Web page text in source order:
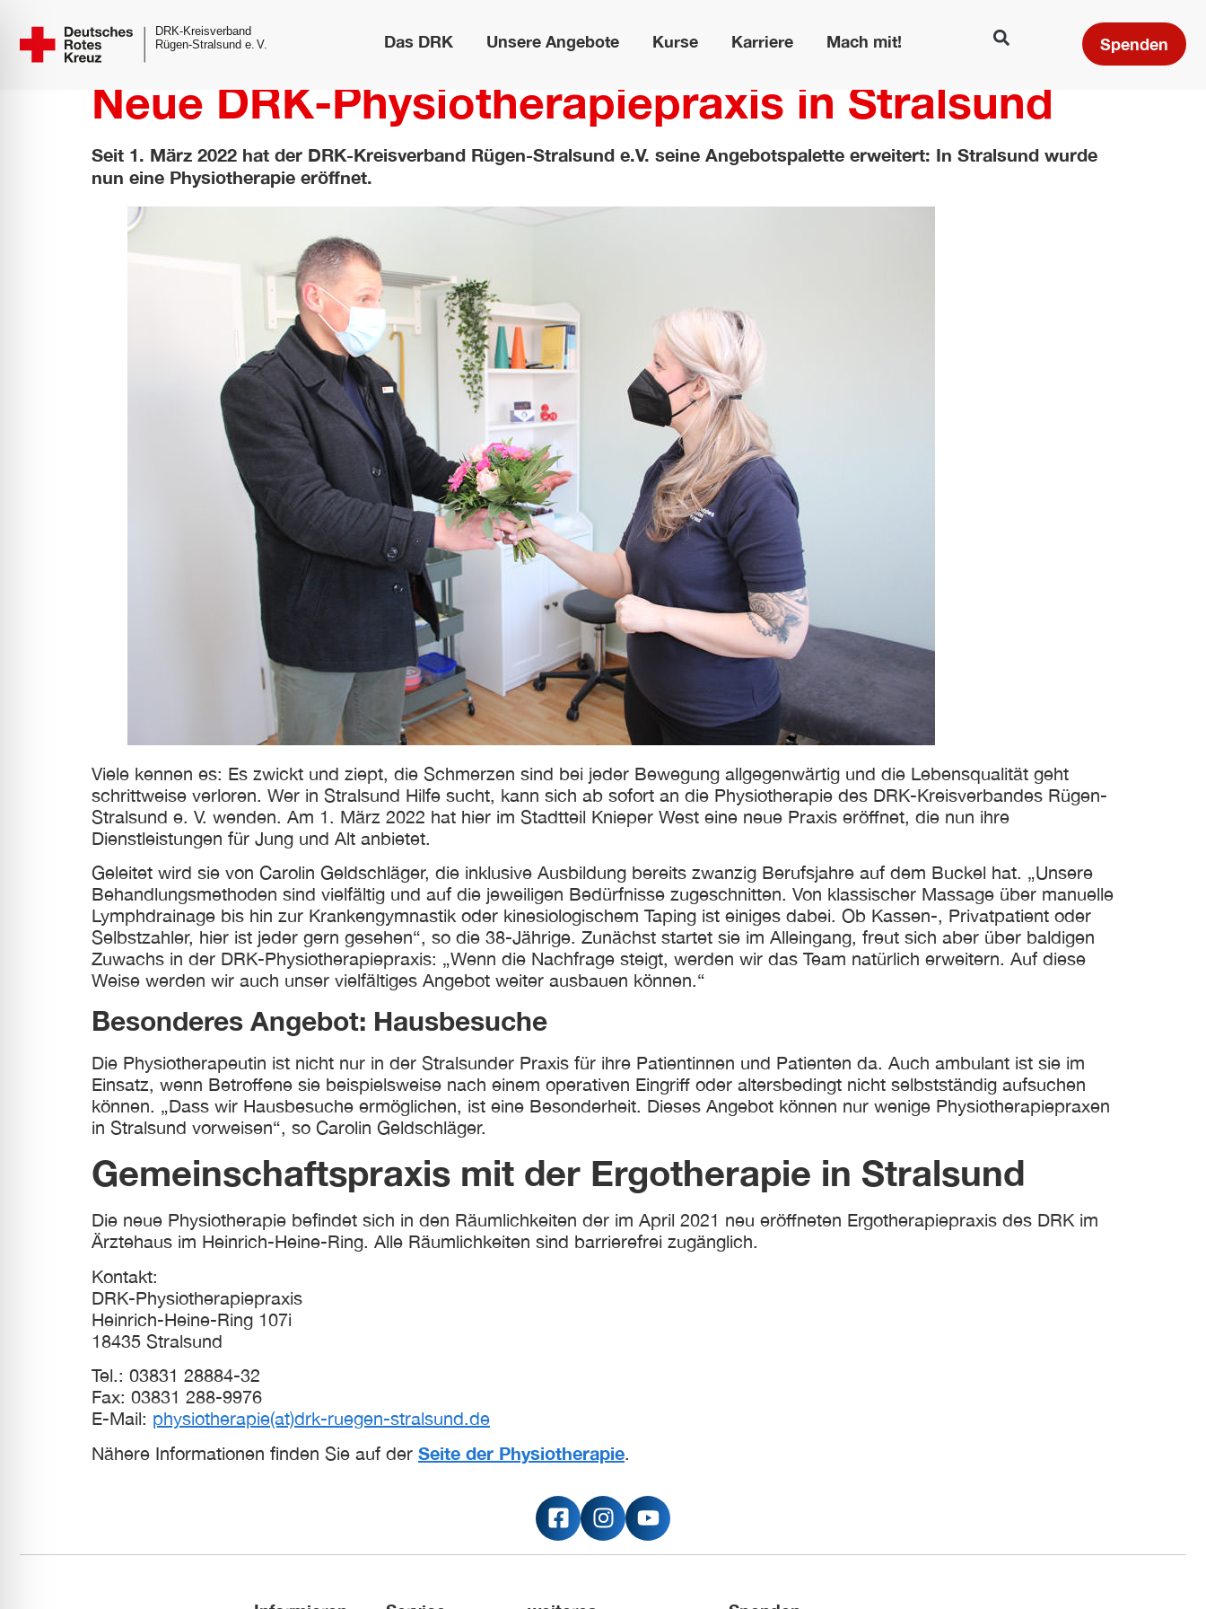
Das DRK Unsere Angebote Kurse Karriere Mach mit! Spenden
Neue DRK-Physiotherapiepraxis in Stralsund
Seit 1. März 2022 hat der DRK-Kreisverband Rügen-Stralsund e.V. seine Angebotspalette erweitert: In Stralsund wurde
nun eine Physiotherapie eröffnet.
Viele kennen es: Es zwickt und ziept, die Schmerzen sind bei jeder Bewegung allgegenwärtig und die Lebensqualität geht
schrittweise verloren. Wer in Stralsund Hilfe sucht, kann sich ab sofort an die Physiotherapie des DRK-Kreisverbandes Rügen-
Stralsund e. V. wenden. Am 1. März 2022 hat hier im Stadtteil Knieper West eine neue Praxis eröffnet, die nun ihre
Dienstleistungen für Jung und Alt anbietet.
Geleitet wird sie von Carolin Geldschläger, die inklusive Ausbildung bereits zwanzig Berufsjahre auf dem Buckel hat. „Unsere
Behandlungsmethoden sind vielfältig und auf die jeweiligen Bedürfnisse zugeschnitten. Von klassischer Massage über manuelle
Lymphdrainage bis hin zur Krankengymnastik oder kinesiologischem Taping ist einiges dabei. Ob Kassen-, Privatpatient oder
Selbstzahler, hier ist jeder gern gesehen“, so die 38-Jährige. Zunächst startet sie im Alleingang, freut sich aber über baldigen
Zuwachs in der DRK-Physiotherapiepraxis: „Wenn die Nachfrage steigt, werden wir das Team natürlich erweitern. Auf diese
Weise werden wir auch unser vielfältiges Angebot weiter ausbauen können.“
Besonderes Angebot: Hausbesuche
Die Physiotherapeutin ist nicht nur in der Stralsunder Praxis für ihre Patientinnen und Patienten da. Auch ambulant ist sie im
Einsatz, wenn Betroffene sie beispielsweise nach einem operativen Eingriff oder altersbedingt nicht selbstständig aufsuchen
können. „Dass wir Hausbesuche ermöglichen, ist eine Besonderheit. Dieses Angebot können nur wenige Physiotherapiepraxen
in Stralsund vorweisen“, so Carolin Geldschläger.
Gemeinschaftspraxis mit der Ergotherapie in Stralsund
Die neue Physiotherapie befindet sich in den Räumlichkeiten der im April 2021 neu eröffneten Ergotherapiepraxis des DRK im
Ärztehaus im Heinrich-Heine-Ring. Alle Räumlichkeiten sind barrierefrei zugänglich.
Kontakt:
DRK-Physiotherapiepraxis
Heinrich-Heine-Ring 107i
18435 Stralsund
Tel.: 03831 28884-32
Fax: 03831 288-9976
E-Mail: physiotherapie(at)drk-ruegen-stralsund.de
Nähere Informationen finden Sie auf der Seite der Physiotherapie.